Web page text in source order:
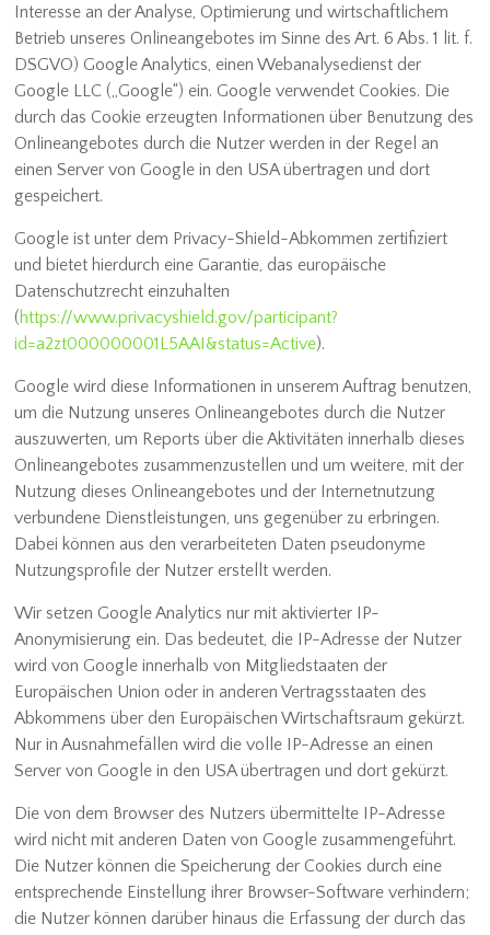
Interesse an der Analyse, Optimierung und wirtschaftlichem
Betrieb unseres Onlineangebotes im Sinne des Art. 6 Abs. 1 lit. f.
DSGVO) Google Analytics, einen Webanalysedienst der
Google LLC („Google“) ein. Google verwendet Cookies. Die
durch das Cookie erzeugten Informationen über Benutzung des
Onlineangebotes durch die Nutzer werden in der Regel an
einen Server von Google in den USA übertragen und dort
gespeichert.
Google ist unter dem Privacy-Shield-Abkommen zertifiziert
und bietet hierdurch eine Garantie, das europäische
Datenschutzrecht einzuhalten
(https://www.privacyshield.gov/participant?
id=a2zt000000001L5AAI&status=Active).
Google wird diese Informationen in unserem Auftrag benutzen,
um die Nutzung unseres Onlineangebotes durch die Nutzer
auszuwerten, um Reports über die Aktivitäten innerhalb dieses
Onlineangebotes zusammenzustellen und um weitere, mit der
Nutzung dieses Onlineangebotes und der Internetnutzung
verbundene Dienstleistungen, uns gegenüber zu erbringen.
Dabei können aus den verarbeiteten Daten pseudonyme
Nutzungsprofile der Nutzer erstellt werden.
Wir setzen Google Analytics nur mit aktivierter IP-
Anonymisierung ein. Das bedeutet, die IP-Adresse der Nutzer
wird von Google innerhalb von Mitgliedstaaten der
Europäischen Union oder in anderen Vertragsstaaten des
Abkommens über den Europäischen Wirtschaftsraum gekürzt.
Nur in Ausnahmefällen wird die volle IP-Adresse an einen
Server von Google in den USA übertragen und dort gekürzt.
Die von dem Browser des Nutzers übermittelte IP-Adresse
wird nicht mit anderen Daten von Google zusammengeführt.
Die Nutzer können die Speicherung der Cookies durch eine
entsprechende Einstellung ihrer Browser-Software verhindern;
die Nutzer können darüber hinaus die Erfassung der durch das